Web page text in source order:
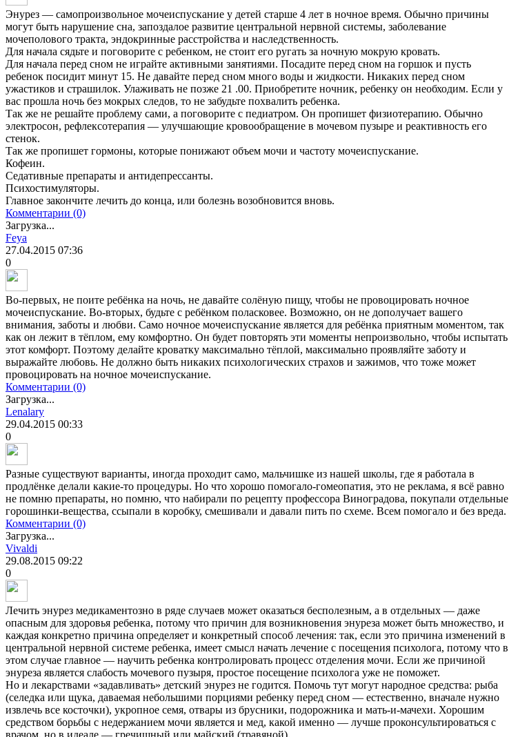
Энурез — самопроизвольное мочеиспускание у детей старше 4 лет в ночное время. Обычно причины
могут быть нарушение сна, запоздалое развитие центральной нервной системы, заболевание
мочеполового тракта, эндокринные расстройства и наследственность.
Для начала сядьте и поговорите с ребенком, не стоит его ругать за ночную мокрую кровать.
Для начала перед сном не играйте активными занятиями. Посадите перед сном на горшок и пусть
ребенок посидит минут 15. Не давайте перед сном много воды и жидкости. Никаких перед сном
ужастиков и страшилок. Улаживать не позже 21 .00. Приобретите ночник, ребенку он необходим. Если у
вас прошла ночь без мокрых следов, то не забудьте похвалить ребенка.
Так же не решайте проблему сами, а поговорите с педиатром. Он пропишет физиотерапию. Обычно
электросон, рефлексотерапия — улучшающие кровообращение в мочевом пузыре и реактивность его
стенок.
Так же пропишет гормоны, которые понижают объем мочи и частоту мочеиспускание.
Кофеин.
Седативные препараты и антидепрессанты.
Психостимуляторы.
Главное закончите лечить до конца, или болезнь возобновится вновь.
Комментарии (0)
Загрузка...
Feya
27.04.2015 07:36
0
Во-первых, не поите ребёнка на ночь, не давайте солёную пищу, чтобы не провоцировать ночное
мочеиспускание. Во-вторых, будьте с ребёнком поласковее. Возможно, он не дополучает вашего
внимания, заботы и любви. Само ночное мочеиспускание является для ребёнка приятным моментом, так
как он лежит в тёплом, ему комфортно. Он будет повторять эти моменты непроизвольно, чтобы испытать
этот комфорт. Поэтому делайте кроватку максимально тёплой, максимально проявляйте заботу и
выражайте любовь. Не должно быть никаких психологических страхов и зажимов, что тоже может
провоцировать на ночное мочеиспускание.
Комментарии (0)
Загрузка...
Lenalary
29.04.2015 00:33
0
Разные существуют варианты, иногда проходит само, мальчишке из нашей школы, где я работала в
продлёнке делали какие-то процедуры. Но что хорошо помогало-гомеопатия, это не реклама, я всё равно
не помню препараты, но помню, что набирали по рецепту профессора Виноградова, покупали отдельные
горошинки-вещества, ссыпали в коробку, смешивали и давали пить по схеме. Всем помогало и без вреда.
Комментарии (0)
Загрузка...
Vivaldi
29.08.2015 09:22
0
Лечить энурез медикаментозно в ряде случаев может оказаться бесполезным, а в отдельных — даже
опасным для здоровья ребенка, потому что причин для возникновения энуреза может быть множество, и
каждая конкретно причина определяет и конкретный способ лечения: так, если это причина изменений в
центральной нервной системе ребенка, имеет смысл начать лечение с посещения психолога, потому что в
этом случае главное — научить ребенка контролировать процесс отделения мочи. Если же причиной
энуреза является слабость мочевого пузыря, простое посещение психолога уже не поможет.
Но и лекарствами «задавливать» детский энурез не годится. Помочь тут могут народное средства: рыба
(селедка или щука, даваемая небольшими порциями ребенку перед сном — естественно, вначале нужно
извлечь все косточки), укропное семя, отвары из брусники, подорожника и мать-и-мачехи. Хорошим
средством борьбы с недержанием мочи является и мед, какой именно — лучше проконсультироваться с